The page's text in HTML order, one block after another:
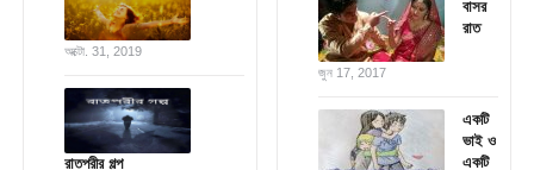
অক্টো. 31, 2019
রাতপরীর গল্প
বাসর
রাত
জুন 17, 2017
একটি
ভাই ও
একটি